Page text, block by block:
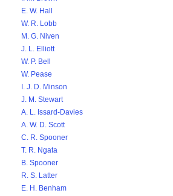
E. W. Hall
W. R. Lobb
M. G. Niven
J. L. Elliott
W. P. Bell
W. Pease
I. J. D. Minson
J. M. Stewart
A. L. Issard-Davies
A. W. D. Scott
C. R. Spooner
T. R. Ngata
B. Spooner
R. S. Latter
E. H. Benham